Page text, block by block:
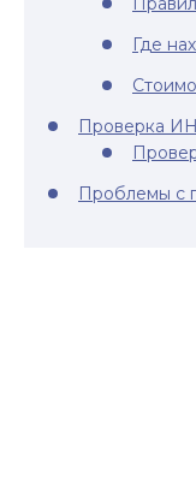
Где
Проверка
Проблемы с